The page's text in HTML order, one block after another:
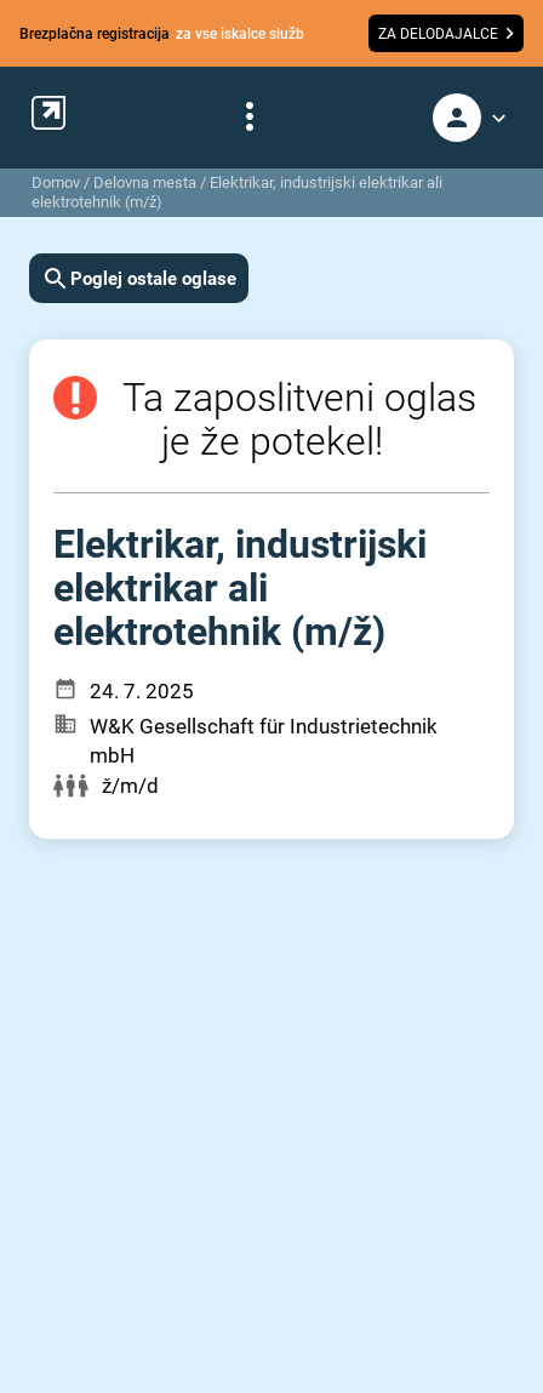
Brezplačna registracija za vse iskalce služb ZA DELODAJALCE
Domov / Delovna mesta / Elektrikar, industrijski elektrikar ali
elektrotehnik (m/ž)
Poglej ostale oglase
Ta zaposlitveni oglas
je že potekel!
Elektrikar, industrijski
elektrikar ali
elektrotehnik (m⁠/⁠ž)
24. 7. 2025
W&K Gesellschaft für Industrietechnik
mbH
ž/m/d